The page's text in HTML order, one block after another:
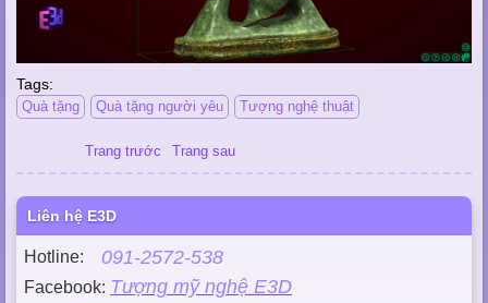
Tags:
Quà tặng Quà tặng người yêu Tượng nghệ thuật
Trang trước Trang sau
Liên hệ E3D
Hotline: 091-2572-538
Facebook: Tượng mỹ nghệ E3D